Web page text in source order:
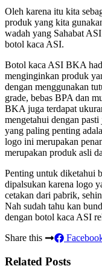
Oleh karena itu kita
produk yang kita
wadah yang Sahabat
botol kaca ASI.
Botol kaca ASI BKA
menginginkan produk
dengan menggunakan
grade, bebas BPA dan
BKA juga terdapat
mengetahui dengan
yang paling penting
logo ini merupakan
merupakan produk asli
Penting untuk diketahui
dipalsukan karena logo
cetakan dari pabrik,
Nah sudah tahu kan
dengan botol kaca ASI
Share this
Related Posts